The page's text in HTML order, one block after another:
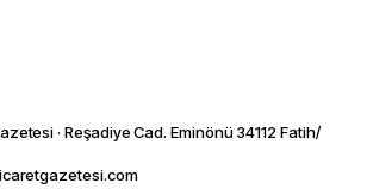
· Reşadiye Cad. Eminönü 34112 Fatih/